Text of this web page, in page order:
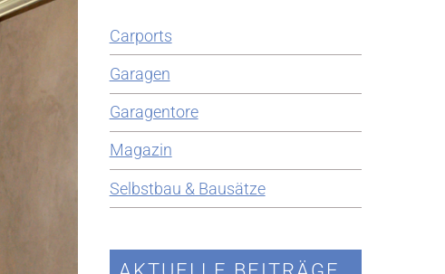
Car­ports
Ga­ra­gen
Ga­ra­gen­to­re
Ma­ga­zin
Selbst­bau & Bau­sät­ze